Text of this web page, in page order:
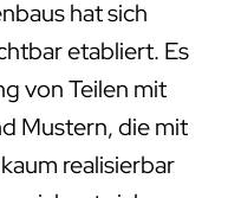
hat sich
etabliert. Es
von Teilen mit
Mustern, die mit
realisierbar